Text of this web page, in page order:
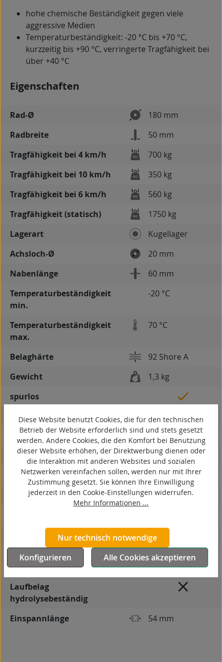
hohe chemische Beständigkeit gegen viele
aggressive Medien
Temperaturbeständigkeit: -20 °C bis +70 °C,
kurzzeitig bis +90 °C, verringerte Tragfähigkeit bei
über +40 °C
Eigenschaften
Rad-Ø
180 mm
Radbreite
50 mm
Tragfähigkeit bei 4 km/h
700 kg
Tragfähigkeit bei 10 km/h
350 kg
Tragfähigkeit bei 6 km/h
560 kg
Tragfähigkeit (statisch)
1750 kg
Lagerart
Kugellager
Achsloch-Ø
20 mm
Nabenlänge
60 mm
Temperaturbeständigkeit
min.
-20 °C
Temperaturbeständigkeit
max.
70 °C
Belaghärte
92 Shore A
Gewicht
1,3 kg
spurlos
kontaktverfärbungsfrei
antistatisch
ESD
elektrisch leitfähig
korrosionsbeständig
autoklaventauglich
Produkttyp
Frontrad für
Flurförderzeuge
Laufbelag
hydrolysebeständig
Einspannlänge
54 mm
Diese Website benutzt Cookies, die für den technischen
Betrieb der Website erforderlich sind und stets gesetzt
werden. Andere Cookies, die den Komfort bei Benutzung
dieser Website erhöhen, der Direktwerbung dienen oder
die Interaktion mit anderen Websites und sozialen
Netzwerken vereinfachen sollen, werden nur mit Ihrer
Zustimmung gesetzt. Sie können Ihre Einwilligung
jederzeit in den Cookie-Einstellungen widerrufen.
Mehr Informationen ...
Nur technisch notwendige
Konfigurieren
Alle Cookies akzeptieren